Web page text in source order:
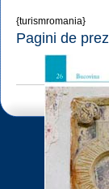
{turismromania}
Pagini de